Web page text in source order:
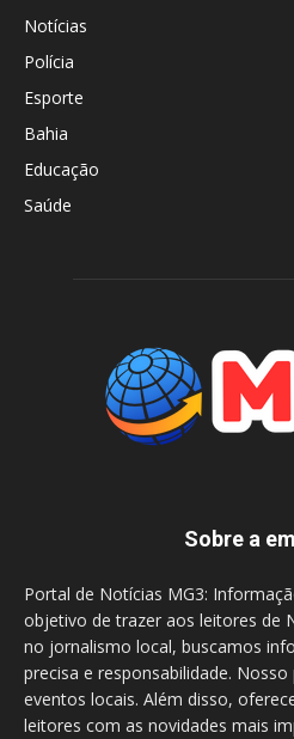
Notícias
Polícia
Esporte
Bahia
Educação
Saúde
Sobre a
Portal de Notícias MG3:
objetivo de trazer aos leitores de
no jornalismo local, buscamos
precisa e responsabilidade.
eventos locais. Além disso,
leitores com as novidades mais